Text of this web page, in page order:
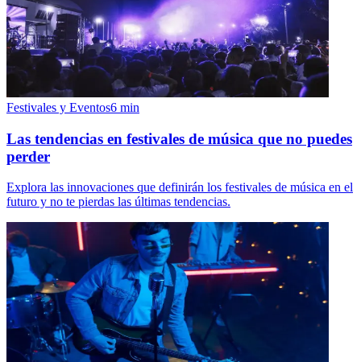
Festivales y Eventos6 min
Las tendencias en festivales de música que no puedes
perder
Explora las innovaciones que definirán los festivales de música en el
futuro y no te pierdas las últimas tendencias.